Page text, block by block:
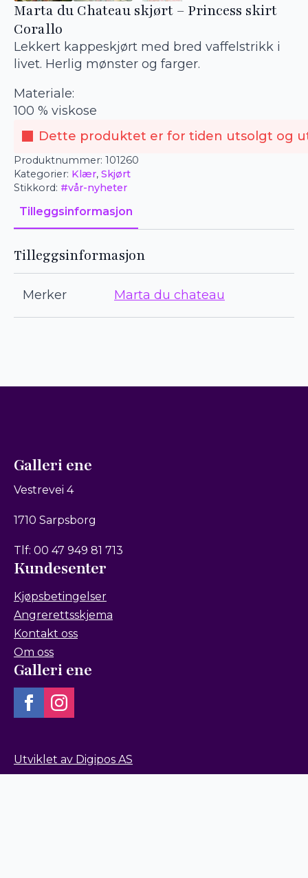
Marta du Chateau skjørt – Princess skirt
Corallo
Lekkert kappeskjørt med bred vaffelstrikk i
livet. Herlig mønster og farger.
Materiale:
100 % viskose
Dette produktet er for tiden utsolgt og
Produktnummer: 101260
Kategorier: Klær, Skjørt
Stikkord: #vår-nyheter
Tilleggsinformasjon
Tilleggsinformasjon
Merker Marta du chateau
Galleri ene
Vestrevei 4
1710 Sarpsborg
Tlf: 00 47 949 81 713
Kundesenter
Kjøpsbetingelser
Angrerettsskjema
Kontakt oss
Om oss
Galleri ene
Utviklet av Digipos AS